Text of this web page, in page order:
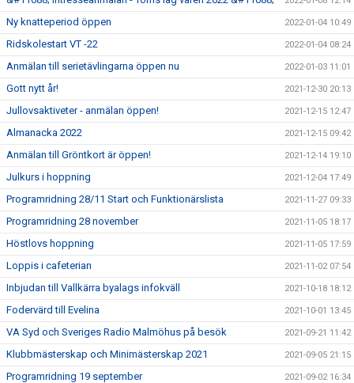
Ny knatteperiod öppen 2022-01-04 10:49
Ridskolestart VT -22 2022-01-04 08:24
Anmälan till serietävlingarna öppen nu 2022-01-03 11:01
Gott nytt år! 2021-12-30 20:13
Jullovsaktiveter - anmälan öppen! 2021-12-15 12:47
Almanacka 2022 2021-12-15 09:42
Anmälan till Gröntkort är öppen! 2021-12-14 19:10
Julkurs i hoppning 2021-12-04 17:49
Programridning 28/11 Start och Funktionärslista 2021-11-27 09:33
Programridning 28 november 2021-11-05 18:17
Höstlovs hoppning 2021-11-05 17:59
Loppis i cafeterian 2021-11-02 07:54
Inbjudan till Vallkärra byalags infokväll 2021-10-18 18:12
Fodervärd till Evelina 2021-10-01 13:45
VA Syd och Sveriges Radio Malmöhus på besök 2021-09-21 11:42
Klubbmästerskap och Minimästerskap 2021 2021-09-05 21:15
Programridning 19 september 2021-09-02 16:34